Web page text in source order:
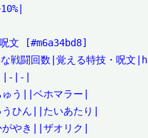
文 [#m6a34bd8]
戦闘回数|覚える特技・呪文|h
|-|-|
う||ベホマラー|
ひん||たいあたり|
やき||ザオリク|